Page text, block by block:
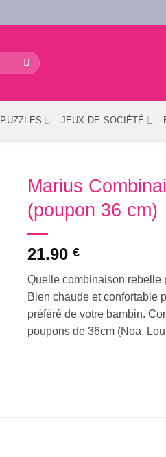
PUZZLES JEUX DE SOCIÉTÉ
Marius
(poupon 36 cm)
21.90 €
Quelle combinaison rebelle
Bien chaude et confortable
préféré de votre bambin.
poupons de 36cm (Noa,